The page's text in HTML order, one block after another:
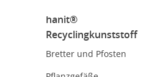
hanit®
Recyclingkunststoff
Bretter und Pfosten